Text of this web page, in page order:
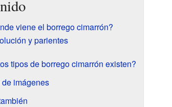
viene el borrego cimarrón?
y parientes
tipos de borrego cimarrón existen?
imágenes